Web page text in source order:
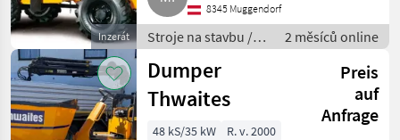
Inzerát
8345 Muggendorf
Stroje na stavbu /
Sklápacie vozidlo
2 měsíců online
Dumper
Thwaites
Preis
auf
Anfrage
48 kS/35 kW R. v. 2000